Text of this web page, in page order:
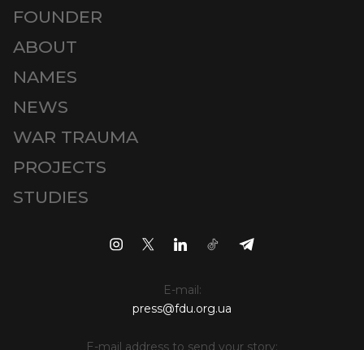
FOUNDER
ABOUT
NAMES
NEWS
WAR TRAUMA
PROJECTS
STUDIES
E-mail:
press@fdu.org.ua